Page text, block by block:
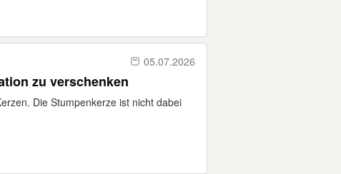
05.07.2026
zu verschenken
Die Stumpenkerze ist nicht dabei